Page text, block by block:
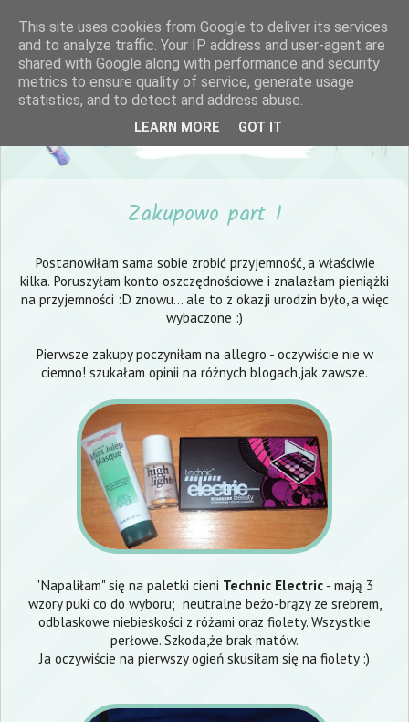
Zakupowo part I
Postanowiłam sama sobie zrobić przyjemność, a właściwie
kilka. Poruszyłam konto oszczędnościowe i znalazłam pieniążki
na przyjemności :D znowu... ale to z okazji urodzin było, a więc
wybaczone :)
Pierwsze zakupy poczyniłam na allegro - oczywiście nie w
ciemno! szukałam opinii na różnych blogach,jak zawsze.
"Napaliłam" się na paletki cieni Technic Electric - mają 3
wzory puki co do wyboru; neutralne beżo-brązy ze srebrem,
odblaskowe niebieskości z różami oraz fiolety. Wszystkie
perłowe. Szkoda,że brak matów.
Ja oczywiście na pierwszy ogień skusiłam się na fiolety :)
This site uses cookies from Google to deliver its services
and to analyze traffic. Your IP address and user-agent are
shared with Google along with performance and security
metrics to ensure quality of service, generate usage
statistics, and to detect and address abuse.
LEARN MORE GOT IT